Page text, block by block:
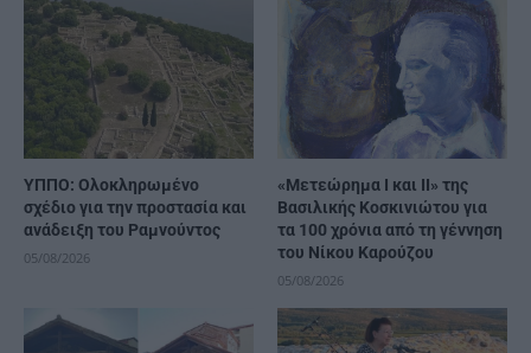
ΥΠΠΟ: Ολοκληρωμένο
σχέδιο για την προστασία και
ανάδειξη του Ραμνούντος
05/08/2026
«Μετεώρημα Ι και ΙΙ» της
Βασιλικής Κοσκινιώτου για
τα 100 χρόνια από τη γέννηση
του Νίκου Καρούζου
05/08/2026